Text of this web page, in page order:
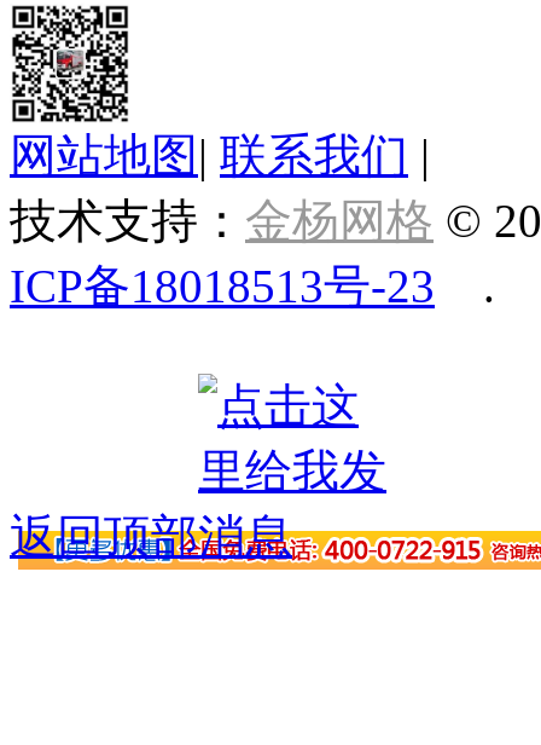
网站地图 | 联系我们 |
技术支持： 金杨网格 ©
ICP备18018513号-23 .
返回顶部